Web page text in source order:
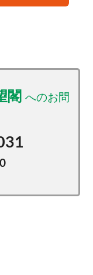
は16時まで無料
さいませ(^^)
合もございま
閣